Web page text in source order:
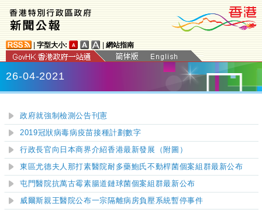
字型大小: 網站指南
26-04-2021
政府就強制檢測公告刊憲
2019冠狀病毒病疫苗接種計劃數字
行政長官向日本商界介紹香港最新發展（附圖）
東區尤德夫人那打素醫院耐多藥鮑氏不動桿菌個案組 群最新公布
屯門醫院抗萬古霉素腸道鏈球菌個案組群最新公布
威爾斯親王醫院公布一宗隔離病房負壓系統暫停事件